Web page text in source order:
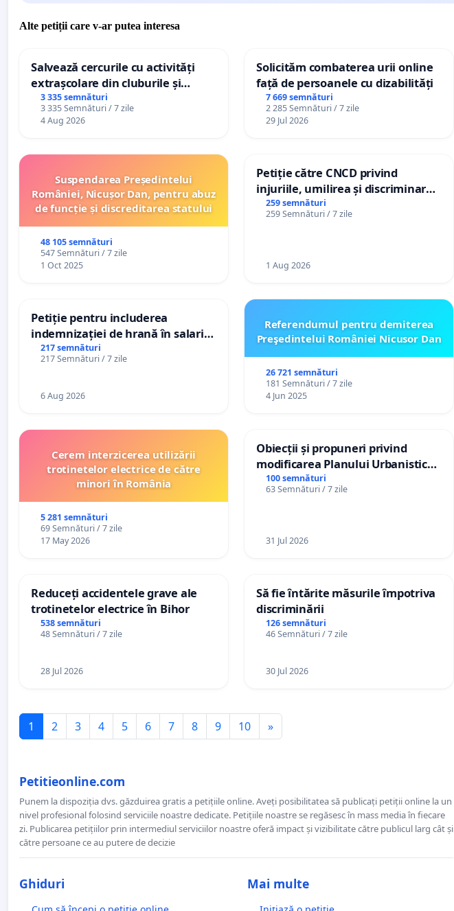
Alte petiții care v-ar putea interesa
Salvează cercurile cu activități
extrașcolare din cluburile și
palatele copiilor
3 335 semnături
3 335 Semnături / 7 zile
4 Aug 2026
Solicităm combaterea urii online
față de persoanele cu dizabilități
7 669 semnături
2 285 Semnături / 7 zile
29 Jul 2026
Suspendarea Președintelui
României, Nicușor Dan, pentru abuz
de funcție și discreditarea statului
48 105 semnături
547 Semnături / 7 zile
1 Oct 2025
Petiție către CNCD privind
injuriile, umilirea și discriminarea
persoanelor cu dizabilități de
către utilizatorul TikTok „Gorici”
259 semnături
259 Semnături / 7 zile
1 Aug 2026
Petiție pentru includerea
indemnizației de hrană în salariul
de bază și protejarea gradațiilor
de vechime pentru asistenții
217 semnături
217 Semnături / 7 zile
6 Aug 2026
Referendumul pentru demiterea
Preşedintelui României Nicusor Dan
26 721 semnături
181 Semnături / 7 zile
4 Jun 2025
Cerem interzicerea utilizării
trotinetelor electrice de către
minori în România
5 281 semnături
69 Semnături / 7 zile
17 May 2026
Obiecții și propuneri privind
modificarea Planului Urbanistic
General al orașului Ialoveni
100 semnături
63 Semnături / 7 zile
31 Jul 2026
Reduceți accidentele grave ale
trotinetelor electrice în Bihor
538 semnături
48 Semnături / 7 zile
28 Jul 2026
Să fie întărite măsurile împotriva
discriminării
126 semnături
46 Semnături / 7 zile
30 Jul 2026
1 2 3 4 5 6 7 8 9 10 »
Petitieonline.com
Punem la dispoziția dvs. găzduirea gratis a petițiile online. Aveți posibilitatea să publicați petiții online la un
nivel profesional folosind serviciile noastre dedicate. Petițiile noastre se regăsesc în mass media în fiecare
zi. Publicarea petițiilor prin intermediul serviciilor noastre oferă impact și vizibilitate către publicul larg cât și
către persoane ce au putere de decizie
Ghiduri Mai multe